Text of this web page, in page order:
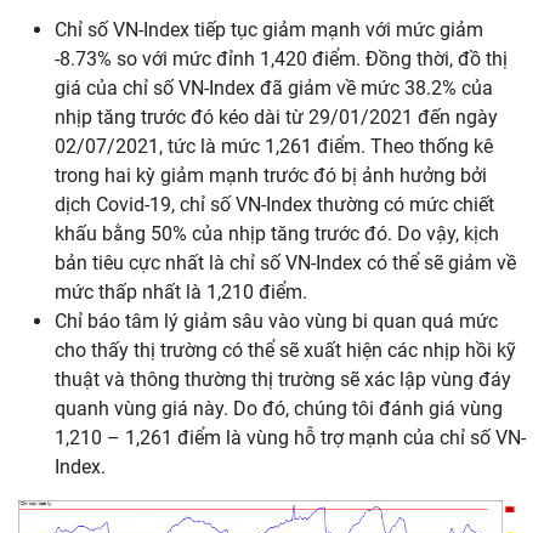
Chỉ số VN-Index tiếp tục giảm mạnh với mức giảm
-8.73% so với mức đỉnh 1,420 điểm. Đồng thời, đồ thị
giá của chỉ số VN-Index đã giảm về mức 38.2% của
nhịp tăng trước đó kéo dài từ 29/01/2021 đến ngày
02/07/2021, tức là mức 1,261 điểm. Theo thống kê
trong hai kỳ giảm mạnh trước đó bị ảnh hưởng bởi
dịch Covid-19, chỉ số VN-Index thường có mức chiết
khấu bằng 50% của nhịp tăng trước đó. Do vậy, kịch
bản tiêu cực nhất là chỉ số VN-Index có thể sẽ giảm về
mức thấp nhất là 1,210 điểm.
Chỉ báo tâm lý giảm sâu vào vùng bi quan quá mức
cho thấy thị trường có thể sẽ xuất hiện các nhịp hồi kỹ
thuật và thông thường thị trường sẽ xác lập vùng đáy
quanh vùng giá này. Do đó, chúng tôi đánh giá vùng
1,210 – 1,261 điểm là vùng hỗ trợ mạnh của chỉ số VN-
Index.